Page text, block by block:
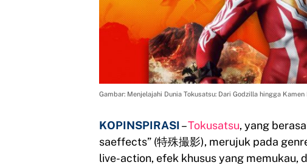
Gambar: Menjelajahi Dunia Tokusatsu: Dari Godzilla hingga Kamen
KOPINSPIRASI –Tokusatsu, yang
saeffects” (特殊撮影), merujuk pada
live-action, efek khusus yang memukau,